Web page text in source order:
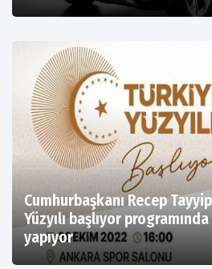
Cumhurbaşkanı Recep
Yüzyılı başlıyor
yapıyor